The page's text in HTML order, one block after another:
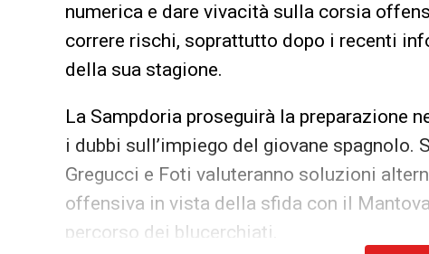
numerica e dare vivacità sulla corsia
correre rischi, soprattutto dopo i recenti
della sua stagione.
La Sampdoria proseguirà la preparazione
i dubbi sull’impiego del giovane spagnolo.
Gregucci e Foti valuteranno soluzioni
offensiva in vista della sfida con il
percorso dei blucerchiati.